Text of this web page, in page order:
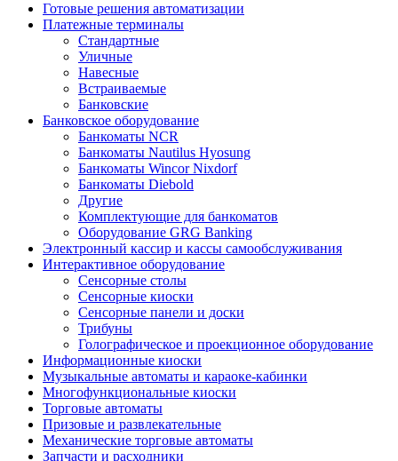
Готовые решения автоматизации
Платежные терминалы
Стандартные
Уличные
Навесные
Встраиваемые
Банковские
Банковское оборудование
Банкоматы NCR
Банкоматы Nautilus Hyosung
Банкоматы Wincor Nixdorf
Банкоматы Diebold
Другие
Комплектующие для банкоматов
Оборудование GRG Banking
Электронный кассир и кассы самообслуживания
Интерактивное оборудование
Сенсорные столы
Сенсорные киоски
Сенсорные панели и доски
Трибуны
Голографическое и проекционное оборудование
Информационные киоски
Музыкальные автоматы и караоке-кабинки
Многофункциональные киоски
Торговые автоматы
Призовые и развлекательные
Механические торговые автоматы
Запчасти и расходники